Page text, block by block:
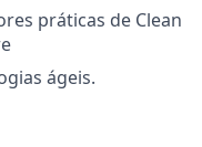
práticas de Clean
ágeis.